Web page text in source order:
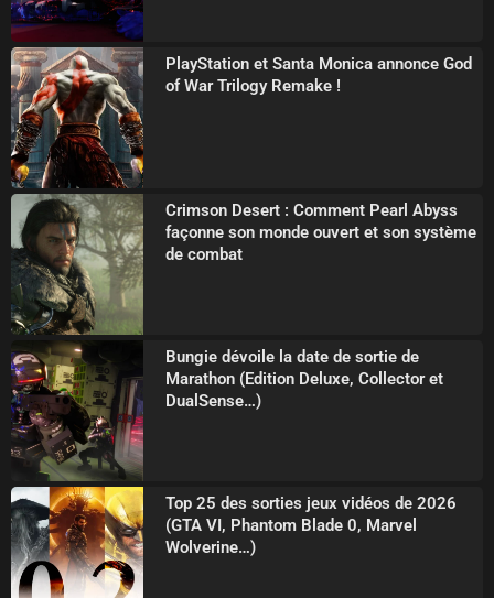
PlayStation et Santa Monica annonce God
of War Trilogy Remake !
Crimson Desert : Comment Pearl Abyss
façonne son monde ouvert et son système
de combat
Bungie dévoile la date de sortie de
Marathon (Edition Deluxe, Collector et
DualSense…)
Top 25 des sorties jeux vidéos de 2026
(GTA VI, Phantom Blade 0, Marvel
Wolverine…)